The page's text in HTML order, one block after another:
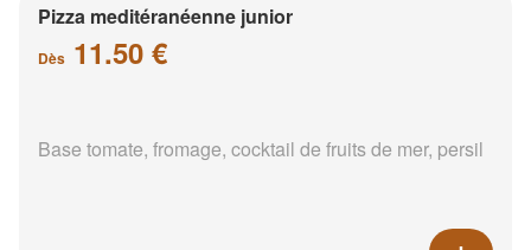
Pizza meditéranéenne junior
Dès 11.50 €
Base tomate, fromage, cocktail de fruits de mer, persil